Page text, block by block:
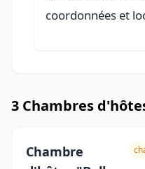
coordonnées et
3 Chambres
Chambre